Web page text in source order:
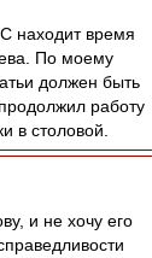
находит время
По моему
должен быть
работу
в столовой.
и не хочу его